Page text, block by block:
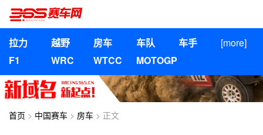
拉力 越野 房车 车队 车手
[more]
F1
WRC WTCC MOTOGP
首页 > 中国赛车 > 房车 > 正文